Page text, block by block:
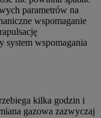
parametrów na
wspomaganie
system wspomagania
kilka godzin i
gazowa zazwyczaj